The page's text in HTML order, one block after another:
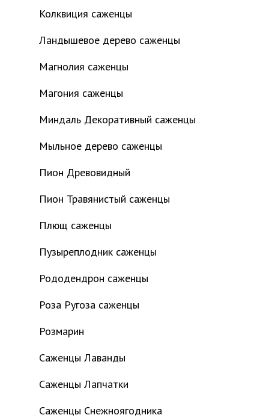
Колквиция саженцы
Ландышевое дерево саженцы
Магнолия саженцы
Магония саженцы
Миндаль Декоративный саженцы
Мыльное дерево саженцы
Пион Древовидный
Пион Травянистый саженцы
Плющ саженцы
Пузыреплодник саженцы
Рододендрон саженцы
Роза Ругоза саженцы
Розмарин
Саженцы Лаванды
Саженцы Лапчатки
Саженцы Снежноягодника